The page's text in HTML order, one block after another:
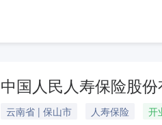
中国人民人寿保险股
云南省 | 保山市 人寿保险
开